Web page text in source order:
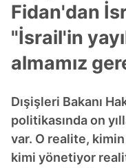
Fidan'dan
"İsrail'in
almamız
Dışişleri Bakanı
politikasında on
var. O realite,
kimi yönetiyor